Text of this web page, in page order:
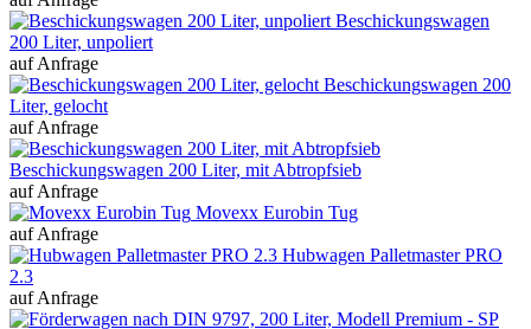
Beschickungswagen
200 Liter, unpoliert
auf Anfrage
Beschickungswagen 200
Liter, gelocht
auf Anfrage
Beschickungswagen 200 Liter, mit Abtropfsieb
auf Anfrage
Movexx Eurobin Tug
auf Anfrage
Hubwagen Palletmaster PRO
2.3
auf Anfrage